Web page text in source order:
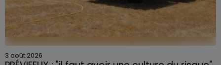
3 août 2026